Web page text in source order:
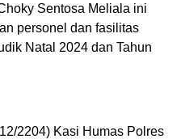
Sentosa Meliala ini
personel dan fasilitas
Natal 2024 dan Tahun
2204) Kasi Humas Polres